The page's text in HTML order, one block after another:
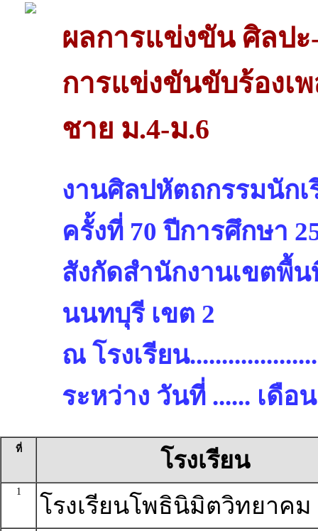
ผลการแข่งขัน ศิลป
การแข่งขันขับร้องเ
ชาย ม.4-ม.6
งานศิลปหัตถกรรมนัก
ครั้งที่ 70 ปีการศึกษา
สังกัดสำนักงานเขตพื้
นนทบุรี เขต 2
ณ โรงเรียน
ระหว่าง วันที่ ...... เดือ
ที่ โรงเรียน
1
โรงเรียนโพธินิมิตวิทยาคม